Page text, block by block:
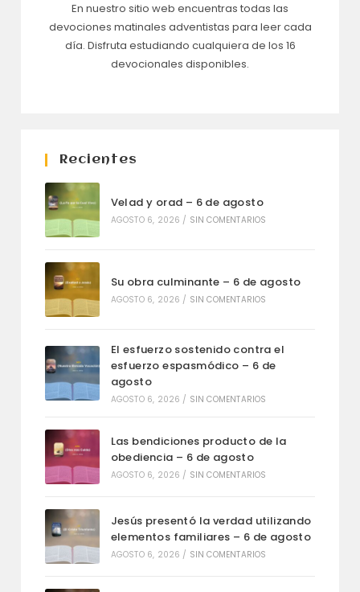
En nuestro sitio web encuentras todas las
devociones matinales adventistas para leer cada
día. Disfruta estudiando cualquiera de los 16
devocionales disponibles.
Recientes
Velad y orad – 6 de agosto
AGOSTO 6, 2026 / SIN COMENTARIOS
Su obra culminante – 6 de agosto
AGOSTO 6, 2026 / SIN COMENTARIOS
El esfuerzo sostenido contra el
esfuerzo espasmódico – 6 de
agosto
AGOSTO 6, 2026 / SIN COMENTARIOS
Las bendiciones producto de la
obediencia – 6 de agosto
AGOSTO 6, 2026 / SIN COMENTARIOS
Jesús presentó la verdad utilizando
elementos familiares – 6 de agosto
AGOSTO 6, 2026 / SIN COMENTARIOS